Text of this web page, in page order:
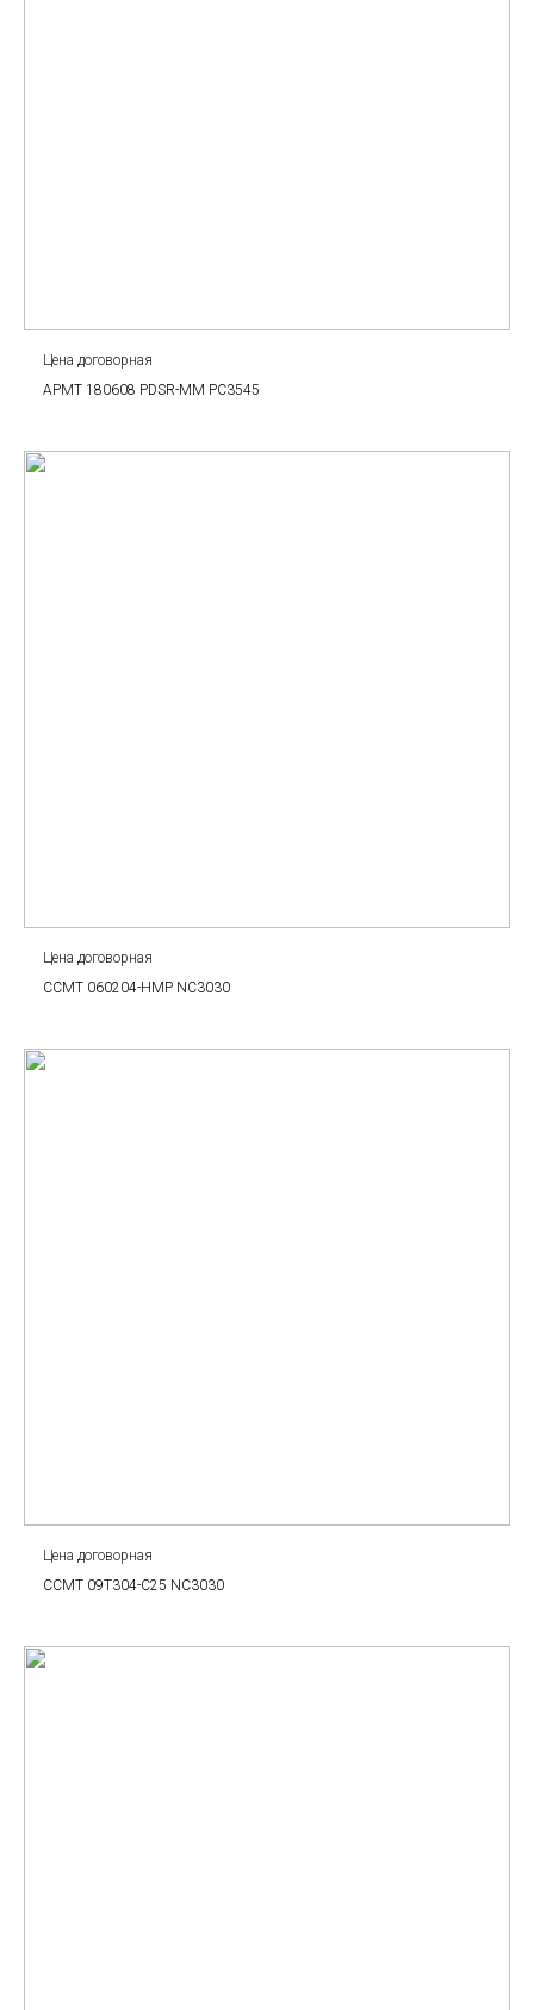
Цена договорная
APMT 180608 PDSR-MM PC3545
Цена договорная
CCMT 060204-HMP NC3030
Цена договорная
CCMT 09T304-C25 NC3030